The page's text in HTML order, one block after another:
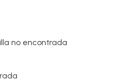
no encontrada